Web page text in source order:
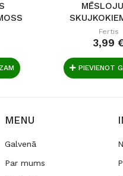
Fertis
3,99
PIEVIENOT
MENU
Galvenā
Par mums